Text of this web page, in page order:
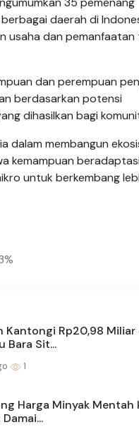
daerah di
usaha dan pemanfaatan
dan perempuan
berdasarkan potensi
dihasilkan bagi
dalam membangun
kemampuan
untuk berkembang
Kantongi Rp20,98 Miliar
Bara Sit...
1
Harga Minyak Mentah